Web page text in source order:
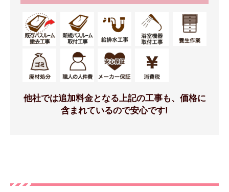
足ピタフロア[ミディアム
標準仕様モデル
クリンヘアキャッチャー
標準仕様モデル
他社では追加料金となる上記の工事も、価格に
含まれているので安心です!